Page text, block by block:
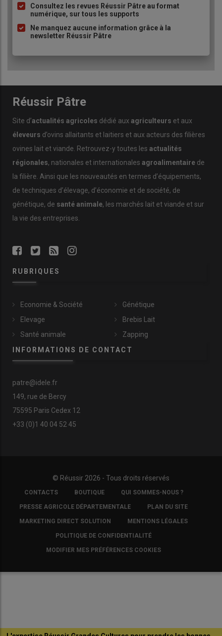
à
puce
Consultez les revues Réussir Pâtre au format
numérique, sur tous les supports
Ne manquez aucune information grâce à la
newsletter Réussir Pâtre
Réussir Pâtre
Site d’actualités agricoles dédié aux agriculteurs et aux
éleveurs d’ovins allaitants et laitiers et aux acteurs des filières
ovines lait et viande. Retrouvez-y toutes les actualités
régionales, nationales et internationales agroalimentaire de
la filière. Ainsi que les nouveautés en termes d’équipements,
de techniques d’élevage, d’économie et de société, de
génétique, de santé animale, les marchés lait et viande et sur
la vie des entreprises.
RUBRIQUES
Economie & Société
Elevage
Santé animale
Génétique
Brebis Lait
Zapping
INFORMATIONS DE CONTACT
patre@idele.fr
149, rue de Bercy
75595 Paris Cedex 12
+33 (0)1 40 04 52 45
© Réussir 2026 - Tous droits réservés
FOOTER
COPYRIGHT
CONTACTS BOUTIQUE QUI SOMMES-NOUS ?
PRESSE AGRICOLE DÉPARTEMENTALE PLAN DU SITE
MARKETING DIRECT SOLUTION MENTIONS LÉGALES
POLITIQUE DE CONFIDENTIALITÉ
MODIFIER MES PRÉFÉRENCES COOKIES